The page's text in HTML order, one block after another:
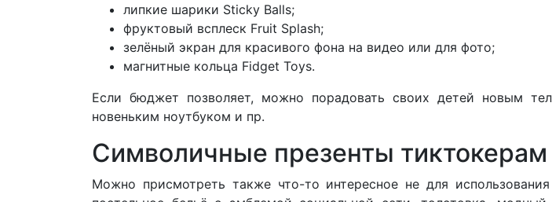
липкие шарики Sticky Balls;
фруктовый всплеск Fruit Splash;
зелёный экран для красивого фона на видео или для фото;
магнитные кольца Fidget Toys.
Если бюджет позволяет, можно порадовать своих детей новым
новеньким ноутбуком и пр.
Символичные презенты тиктокерам
Можно присмотреть также что-то интересное не для